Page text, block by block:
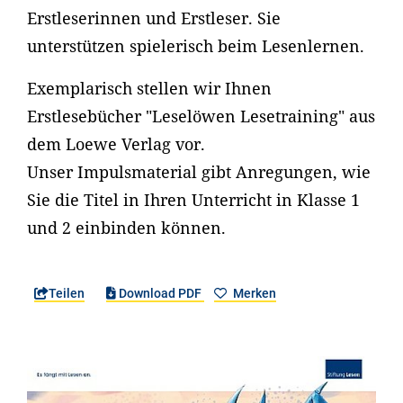
Erstleserinnen und Erstleser. Sie
unterstützen spielerisch beim Lesenlernen.
Exemplarisch stellen wir Ihnen
Erstlesebücher "Leselöwen Lesetraining" aus
dem Loewe Verlag vor.
Unser Impulsmaterial gibt Anregungen, wie
Sie die Titel in Ihren Unterricht in Klasse 1
und 2 einbinden können.
Teilen Download PDF Merken